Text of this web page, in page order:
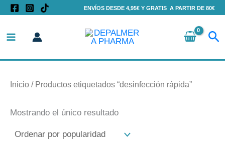
contenido
ENVÍOS DESDE 4,95€ Y GRATIS A PARTIR DE 80€
Inicio / Productos etiquetados “desinfección rápida”
Mostrando el único resultado